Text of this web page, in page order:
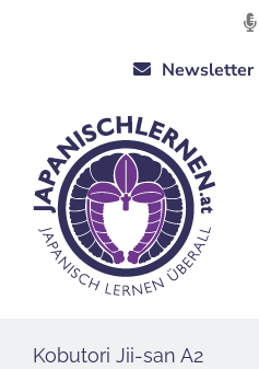
Newsletter
Kobutori Jii-san A2